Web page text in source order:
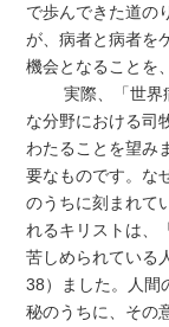
で歩んできた道の
が、病者と病者を
機会となることを
実際、「世界病
な分野における司
わたることを望み
要なものです。な
のうちに刻まれて
れるキリストは、
苦しめられている
38）ました。人間
秘のうちに、その